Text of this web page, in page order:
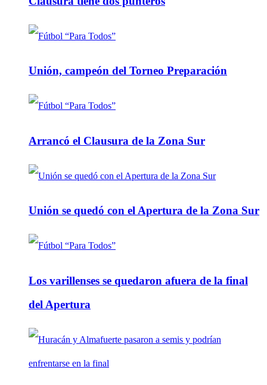
Unión, campeón del Torneo Preparación
Arrancó el Clausura de la Zona Sur
Unión se quedó con el Apertura de la Zona Sur
Los varillenses se quedaron afuera de la final
del Apertura